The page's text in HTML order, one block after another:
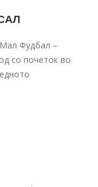
Фудбал –
со почеток во